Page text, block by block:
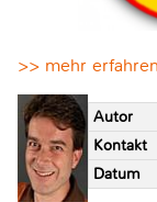
>> mehr erfahren
Autor
Kontakt
Datum